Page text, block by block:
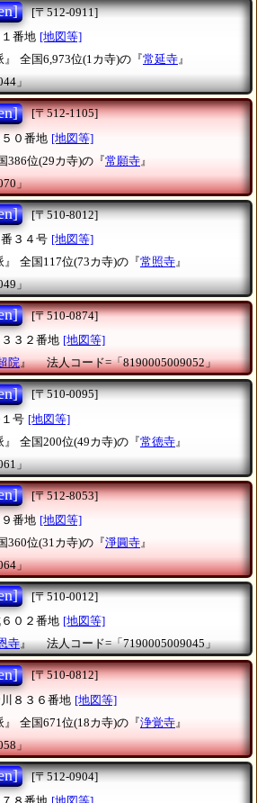
[〒512-0911]
番地 [地図等]
全国6,973位(1カ寺)の『常延寺』
」
[〒512-1105]
０番地 [地図等]
386位(29カ寺)の『常願寺 』
」
[〒510-8012]
３４号 [地図等]
全国117位(73カ寺)の『常照寺』
」
[〒510-0874]
３２番地 [地図等]
院』 法人コード=「8190005009052」
[〒510-0095]
号 [地図等]
全国200位(49カ寺)の『常徳寺 』
」
[〒512-8053]
番地 [地図等]
360位(31カ寺)の『淨圓寺』
」
[〒510-0012]
０２番地 [地図等]
寺』 法人コード=「7190005009045」
[〒510-0812]
８３６番地 [地図等]
全国671位(18カ寺)の『浄覚寺 』
」
[〒512-0904]